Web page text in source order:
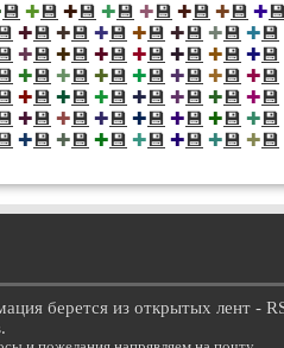
💾 ✚💾 ✚💾 ✚💾 ✚💾 ✚💾 ✚💾 ✚
✚💾 ✚💾 ✚💾 ✚💾 ✚💾 ✚💾 ✚💾
✚💾 ✚💾 ✚💾 ✚💾 ✚💾 ✚💾 ✚💾
✚💾 ✚💾 ✚💾 ✚💾 ✚💾 ✚💾 ✚💾
✚💾 ✚💾 ✚💾 ✚💾 ✚💾 ✚💾 ✚💾
✚💾 ✚💾 ✚💾 ✚💾 ✚💾 ✚💾 ✚💾
✚💾 ✚💾 ✚💾 ✚💾 ✚💾 ✚💾 ✚💾
берется из открытых лент -